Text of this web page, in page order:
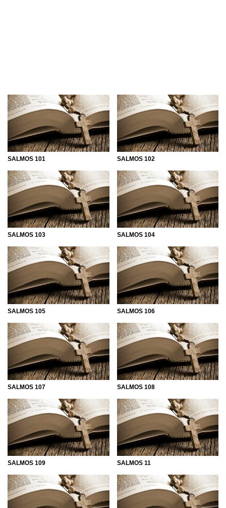
SALMOS 101 SALMOS 102
SALMOS 103 SALMOS 104
SALMOS 105 SALMOS 106
SALMOS 107 SALMOS 108
SALMOS 109 SALMOS 11